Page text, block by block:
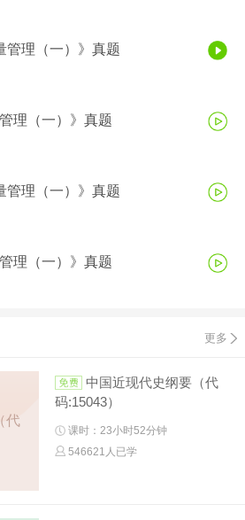
管理（一）》真题
理（一）》真题
管理（一）》真题
理（一）》真题
更多
代
中国近现代史纲要（代
码:15043）
课时：23小时52分钟
546621人已学